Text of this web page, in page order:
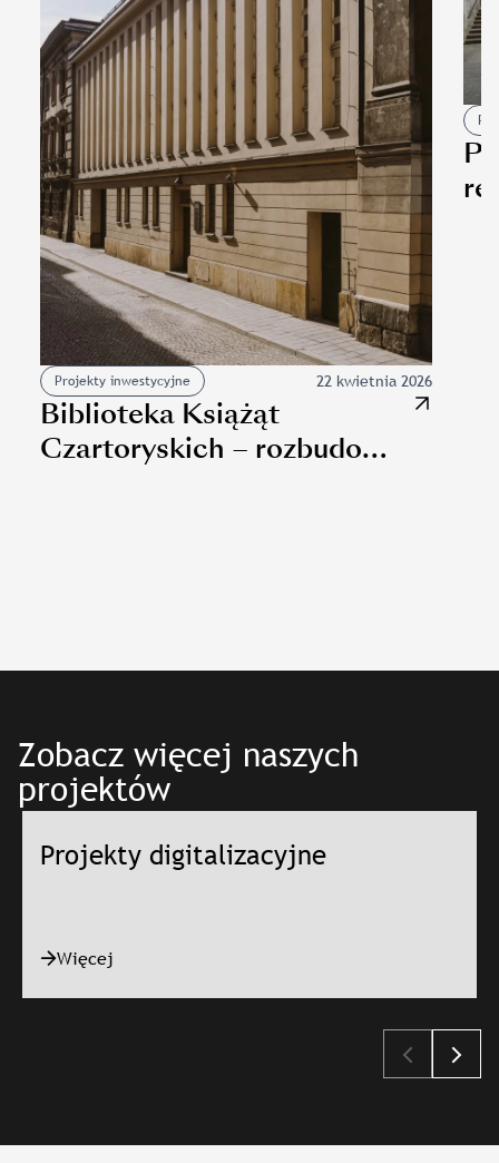
Projekty inwestycyjne 22 kwietnia 2026
Biblioteka Książąt
Czartoryskich – rozbudowa
Zobacz więcej naszych
projektów
Projekty digitalizacyjne
Więcej